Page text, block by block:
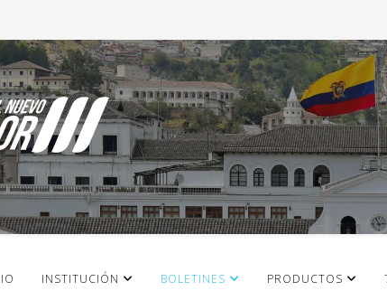
INSTITUCIÓN BOLETINES PRODUCTOS